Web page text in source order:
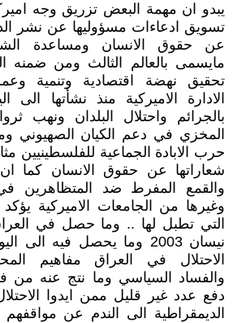
يبدو ان مهمة البعض تزريق وجه
تسويق ادعاءات مسؤوليها عن نشر
عن حقوق الانسان ومساعدة
مايسمى بالعالم الثالث ومن ضمنه
تحقيق نهضة اقتصادية وتنمية
الادارة الاميركية منذ نشأتها الى
بالجرائم واحتلال البلدان ونهب
المخزي في دعم الكيان الصهيوني
حرب الابادة الجماعية
شعاراتها عن حقوق الانسان كما
والقمع المفرط ضد المتظاهرين
وغيرها من الجامعات الاميركية
التي تطبل لها .. وما حصل في
نيسان 2003 وما يحصل فيه
الاحتلال في العراق مفاهيم
والفساد السياسي وما نتج عنه من
دفع عدد غير قليل ممن ايدوا
الديمقراطية الى الندم عن مواقفهم